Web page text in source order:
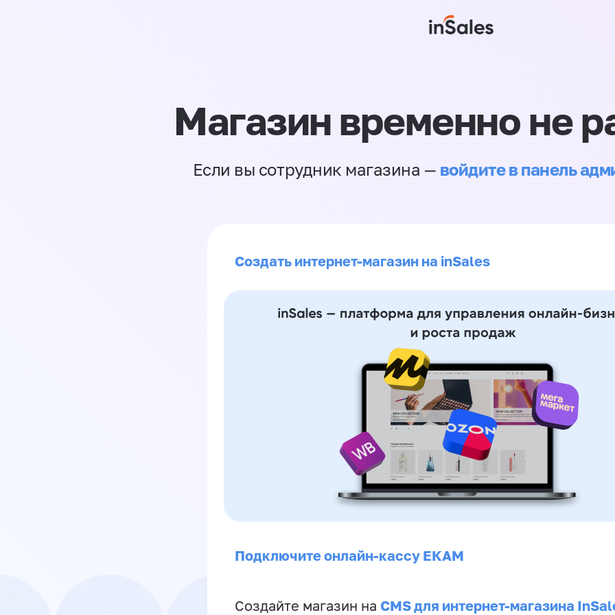
Магазин временно не
Если вы сотрудник магазина — войдите в панель
Создать интернет-магазин на inSales
Подключите онлайн-кассу ЕКАМ
Создайте магазин на CMS для интернет-магазина